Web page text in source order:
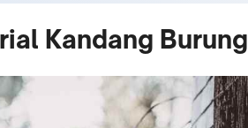
Kandang Burung